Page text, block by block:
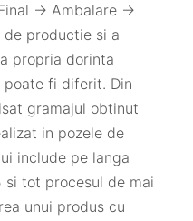
-> Ambalare ->
productie si a
propria dorinta
poate fi diferit. Din
gramajul obtinut
in pozele de
include pe langa
tot procesul de mai
unui produs cu